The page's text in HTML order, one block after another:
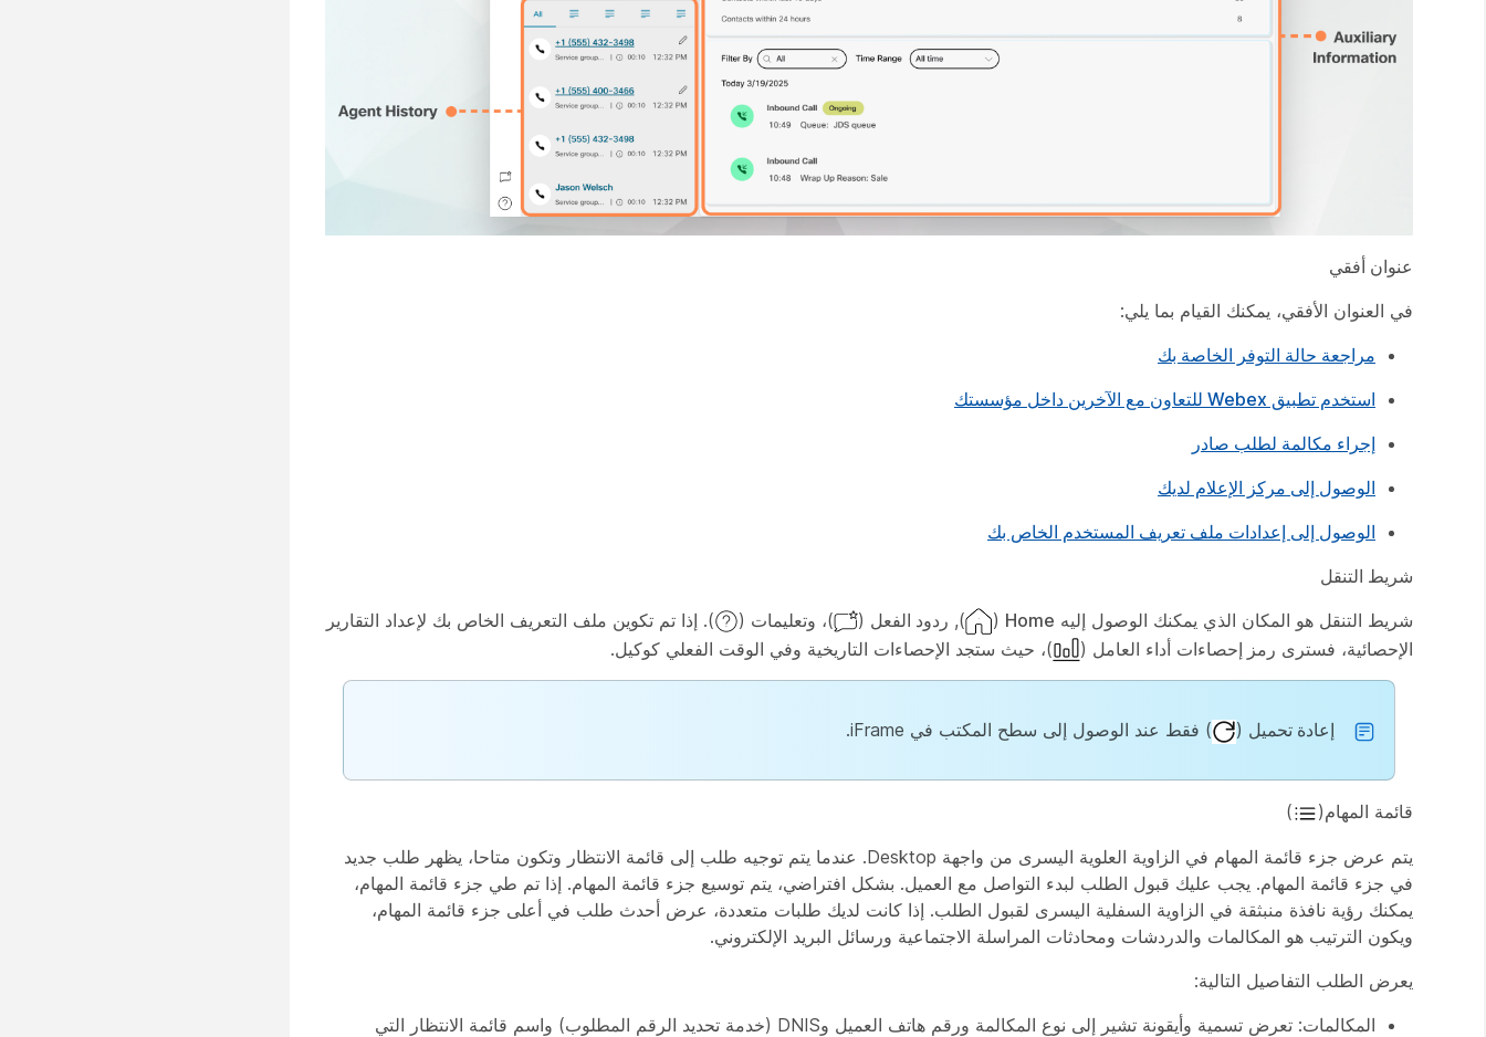
عنوان‬‏‫ أفقي‬
في العنوان الأفقي، يمكنك القيام بما يلي:
مراجعة حالة التوفر الخاصة بك
استخدم تطبيق Webex للتعاون مع الآخرين داخل مؤسستك
إجراء مكالمة لطلب صادر
الوصول إلى مركز الإعلام لديك
الوصول إلى إعدادات ملف تعريف المستخدم الخاص بك
شريط التنقل
شريط التنقل هو المكان الذي يمكنك الوصول إليه Home
(
), ردود الفعل ( )، وتعليمات (
). إذا تم تكوين ملف التعريف الخاص بك لإعداد التقارير
الإحصائية، فسترى رمز إحصاءات أداء العامل ( )، حيث ستجد الإحصاءات التاريخية وفي الوقت الفعلي كوكيل.
إعادة تحميل ( ) فقط عند الوصول إلى سطح المكتب في iFrame.
قائمة المهام( )
يتم عرض جزء قائمة المهام في الزاوية العلوية اليسرى من واجهة Desktop. عندما يتم توجيه طلب إلى قائمة الانتظار وتكون متاحا، يظهر طلب جديد
في جزء قائمة المهام. يجب عليك قبول الطلب لبدء التواصل مع العميل. بشكل افتراضي، يتم توسيع جزء قائمة المهام. إذا تم طي جزء قائمة المهام،
يمكنك رؤية نافذة منبثقة في الزاوية السفلية اليسرى لقبول الطلب. إذا كانت لديك طلبات متعددة، عرض أحدث طلب في أعلى جزء قائمة المهام،
ويكون الترتيب هو المكالمات والدردشات ومحادثات المراسلة الاجتماعية ورسائل البريد الإلكتروني.
يعرض الطلب التفاصيل التالية:
المكالمات: تعرض تسمية وأيقونة تشير إلى نوع المكالمة ورقم هاتف العميل وDNIS (خدمة تحديد الرقم المطلوب) واسم قائمة الانتظار التي